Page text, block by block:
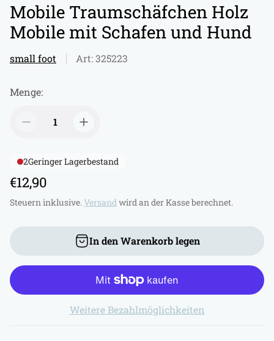
Mobile Traumschäfchen Holz
Mobile mit Schafen und Hund
small foot Art: 325223
Menge:
2Geringer Lagerbestand
R
e
u
l
ä
r
e
€12,90
Steuern inklusive.Versandwird an der Kasse berechnet.
In den Warenkorb legen
Weitere Bezahlmöglichkeiten